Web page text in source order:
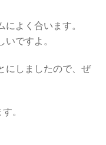
よく合います。
ですよ。
にしましたので、ぜ
。